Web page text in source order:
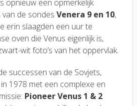
opnieuw een opmerkelijk
de sondes Venera 9 en 10,
erin slaagden een uur te
oven die Venus eigenlijk is,
wit foto’s van het oppervlak.
successen van de Sovjets,
1978 met een complexe en
Pioneer Venus 1 & 2